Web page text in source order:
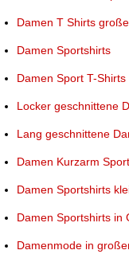
Damen T Shirts
Damen Sportshirts
Damen Sport T-Shirts
Locker geschnittene
Lang geschnittene
Damen Kurzarm
Damen Sportshirts
Damen Sportshirts in
Damenmode in